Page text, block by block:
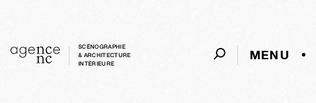
SCÉNOGRAPHIE
& ARCHITECTURE
INTÈRIEURE
MENU